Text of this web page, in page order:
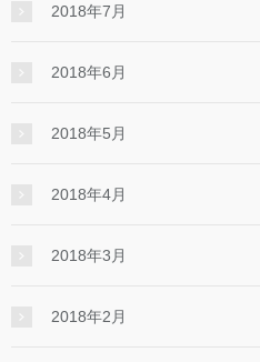
2018年7月
2018年6月
2018年5月
2018年4月
2018年3月
2018年2月